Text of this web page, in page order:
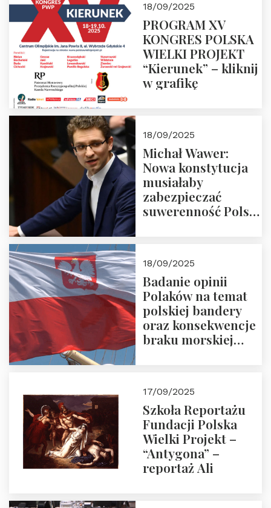
18/09/2025
PROGRAM XV
KONGRES POLSKA
WIELKI PROJEKT
“Kierunek” – kliknij
w grafikę
18/09/2025
Michał Wawer:
Nowa konstytucja
musiałaby
zabezpieczać
suwerenność Polski
18/09/2025
Badanie opinii
Polaków na temat
polskiej bandery
oraz konsekwencje
braku morskiej
17/09/2025
Szkoła Reportażu
Fundacji Polska
Wielki Projekt –
“Antygona” –
reportaż Ali